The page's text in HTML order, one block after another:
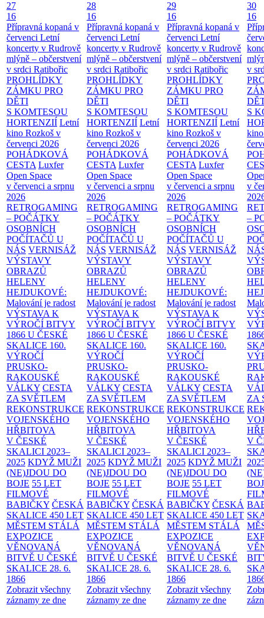
27
16
Přípravná kopaná v
červenci Letní
koncerty v Rudrově
mlýně – občerstvení
v srdci Ratibořic
PROHLÍDKY
ZÁMKU PRO
DĚTI
S KOMTESOU
HORTENZIÍ Letní
kino Rozkoš v
červenci 2026
POHÁDKOVÁ
CESTA Luxfer
Open Space
v červenci a srpnu
2026
RETROGAMING
– POČÁTKY
OSOBNÍCH
POČÍTAČŮ U
NÁS VERNISÁŽ
VÝSTAVY
OBRAZŮ
HELENY
HEJDUKOVÉ:
Malování je radost
VÝSTAVA K
VÝROČÍ BITVY
1866 U ČESKÉ
SKALICE 160.
VÝROČÍ
PRUSKO-
RAKOUSKÉ
VÁLKY CESTA
ZA SVĚTLEM
REKONSTRUKCE
VOJENSKÉHO
HŘBITOVA
V ČESKÉ
SKALICI 2023–
2025 KDYŽ MUŽI
(NE)JDOU DO
BOJE 55 LET
FILMOVÉ
BABIČKY ČESKÁ
SKALICE 450 LET
MĚSTEM STÁLÁ
EXPOZICE
VĚNOVANÁ
BITVĚ U ČESKÉ
SKALICE 28. 6.
1866
Zobrazit všechny
záznamy ze dne
28
16
Přípravná kopaná v
červenci Letní
koncerty v Rudrově
mlýně – občerstvení
v srdci Ratibořic
PROHLÍDKY
ZÁMKU PRO
DĚTI
S KOMTESOU
HORTENZIÍ Letní
kino Rozkoš v
červenci 2026
POHÁDKOVÁ
CESTA Luxfer
Open Space
v červenci a srpnu
2026
RETROGAMING
– POČÁTKY
OSOBNÍCH
POČÍTAČŮ U
NÁS VERNISÁŽ
VÝSTAVY
OBRAZŮ
HELENY
HEJDUKOVÉ:
Malování je radost
VÝSTAVA K
VÝROČÍ BITVY
1866 U ČESKÉ
SKALICE 160.
VÝROČÍ
PRUSKO-
RAKOUSKÉ
VÁLKY CESTA
ZA SVĚTLEM
REKONSTRUKCE
VOJENSKÉHO
HŘBITOVA
V ČESKÉ
SKALICI 2023–
2025 KDYŽ MUŽI
(NE)JDOU DO
BOJE 55 LET
FILMOVÉ
BABIČKY ČESKÁ
SKALICE 450 LET
MĚSTEM STÁLÁ
EXPOZICE
VĚNOVANÁ
BITVĚ U ČESKÉ
SKALICE 28. 6.
1866
Zobrazit všechny
záznamy ze dne
29
16
Přípravná kopaná v
červenci Letní
koncerty v Rudrově
mlýně – občerstvení
v srdci Ratibořic
PROHLÍDKY
ZÁMKU PRO
DĚTI
S KOMTESOU
HORTENZIÍ Letní
kino Rozkoš v
červenci 2026
POHÁDKOVÁ
CESTA Luxfer
Open Space
v červenci a srpnu
2026
RETROGAMING
– POČÁTKY
OSOBNÍCH
POČÍTAČŮ U
NÁS VERNISÁŽ
VÝSTAVY
OBRAZŮ
HELENY
HEJDUKOVÉ:
Malování je radost
VÝSTAVA K
VÝROČÍ BITVY
1866 U ČESKÉ
SKALICE 160.
VÝROČÍ
PRUSKO-
RAKOUSKÉ
VÁLKY CESTA
ZA SVĚTLEM
REKONSTRUKCE
VOJENSKÉHO
HŘBITOVA
V ČESKÉ
SKALICI 2023–
2025 KDYŽ MUŽI
(NE)JDOU DO
BOJE 55 LET
FILMOVÉ
BABIČKY ČESKÁ
SKALICE 450 LET
MĚSTEM STÁLÁ
EXPOZICE
VĚNOVANÁ
BITVĚ U ČESKÉ
SKALICE 28. 6.
1866
Zobrazit všechny
záznamy ze dne
30
16
v
S
v
–
ZA
V